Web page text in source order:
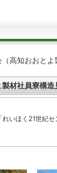
高知おおとよ
材社員寮構造
いほく21世紀セ